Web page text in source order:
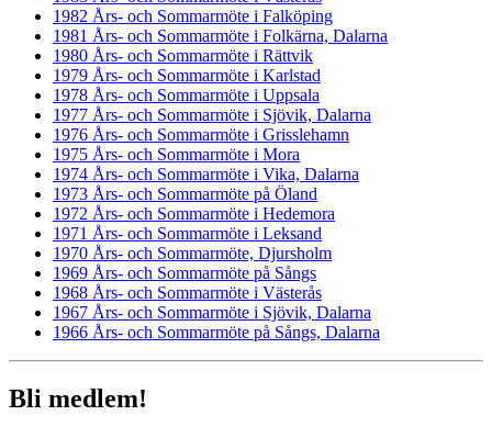
1982 Års- och Sommarmöte i Falköping
1981 Års- och Sommarmöte i Folkärna, Dalarna
1980 Års- och Sommarmöte i Rättvik
1979 Års- och Sommarmöte i Karlstad
1978 Års- och Sommarmöte i Uppsala
1977 Års- och Sommarmöte i Sjövik, Dalarna
1976 Års- och Sommarmöte i Grisslehamn
1975 Års- och Sommarmöte i Mora
1974 Års- och Sommarmöte i Vika, Dalarna
1973 Års- och Sommarmöte på Öland
1972 Års- och Sommarmöte i Hedemora
1971 Års- och Sommarmöte i Leksand
1970 Års- och Sommarmöte, Djursholm
1969 Års- och Sommarmöte på Sångs
1968 Års- och Sommarmöte i Västerås
1967 Års- och Sommarmöte i Sjövik, Dalarna
1966 Års- och Sommarmöte på Sångs, Dalarna
Bli medlem!